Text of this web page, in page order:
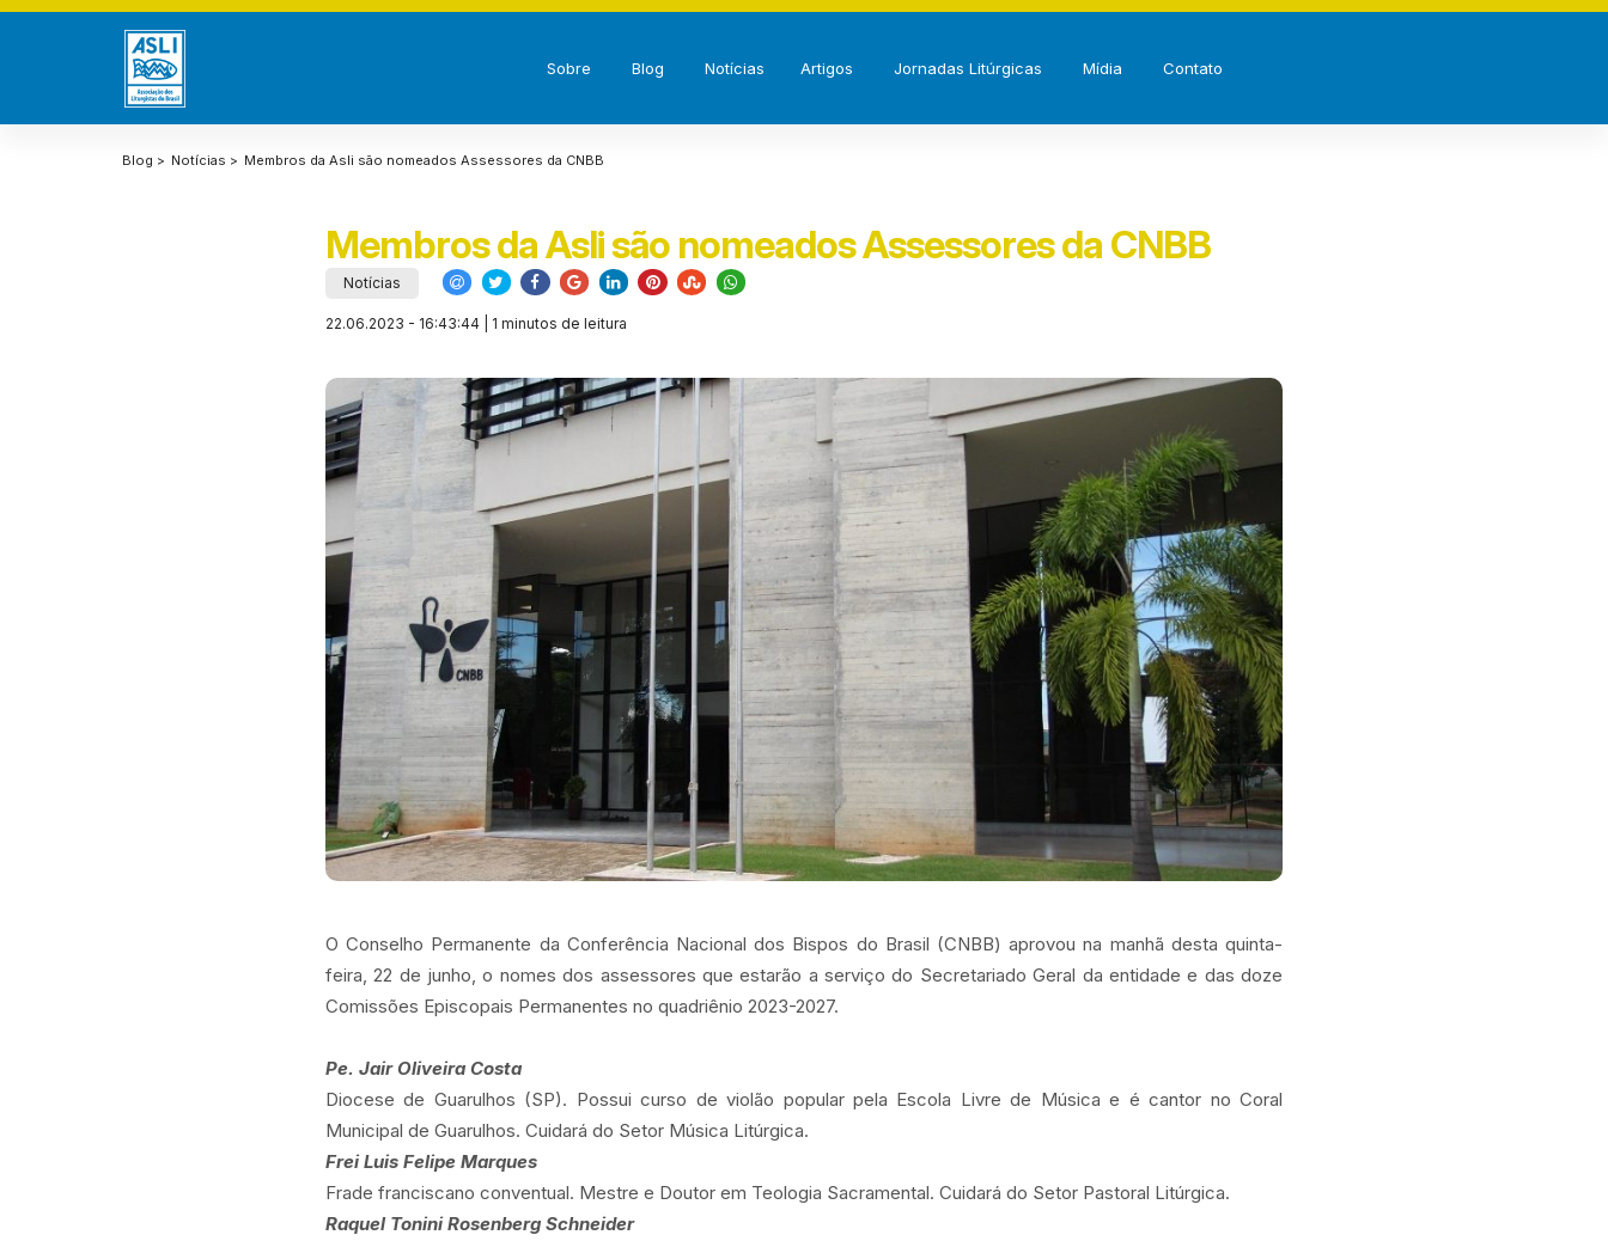
Sobre Blog Notícias Artigos Jornadas Litúrgicas Mídia Contato
Blog > Notícias > Membros da Asli são nomeados Assessores da CNBB
Membros da Asli são nomeados Assessores da CNBB
Notícias
22.06.2023 - 16:43:44 | 1 minutos de leitura
O Conselho Permanente da Conferência Nacional dos Bispos do Brasil (CNBB) aprovou na manhã desta quinta-
feira, 22 de junho, o nomes dos assessores que estarão a serviço do Secretariado Geral da entidade e das doze
Comissões Episcopais Permanentes no quadriênio 2023-2027.
Pe. Jair Oliveira Costa
Diocese de Guarulhos (SP). Possui curso de violão popular pela Escola Livre de Música e é cantor no Coral
Municipal de Guarulhos. Cuidará do Setor Música Litúrgica.
Frei Luis Felipe Marques
Frade franciscano conventual. Mestre e Doutor em Teologia Sacramental. Cuidará do Setor Pastoral Litúrgica.
Raquel Tonini Rosenberg Schneider